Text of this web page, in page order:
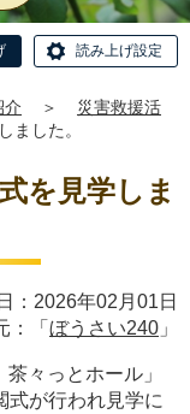
読み上げ設定
介 ＞
災害救援活
した。
を見学しま
2026年02月01日
：「 ぼうさい240 」
々っとホール」
式が行われ見学に